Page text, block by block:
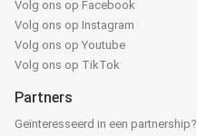
Volg ons op Facebook
Volg ons op Instagram
Volg ons op Youtube
Volg ons op TikTok
Partners
Geïnteresseerd in een partnership?